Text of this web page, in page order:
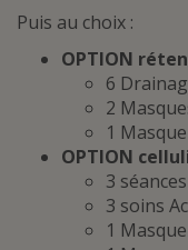
Puis au choix :
OPTION
6
2
1
OPTION
3
3 soins
1